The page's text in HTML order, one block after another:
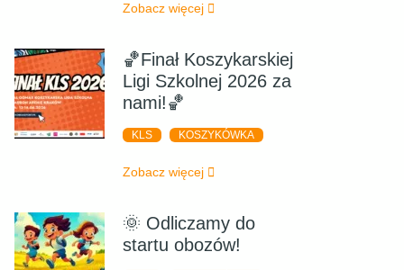
Zobacz więcej
🏀Finał Koszykarskiej
Ligi Szkolnej 2026 za
nami!🏀
KLS KOSZYKÓWKA
Zobacz więcej
🌞 Odliczamy do
startu obozów!